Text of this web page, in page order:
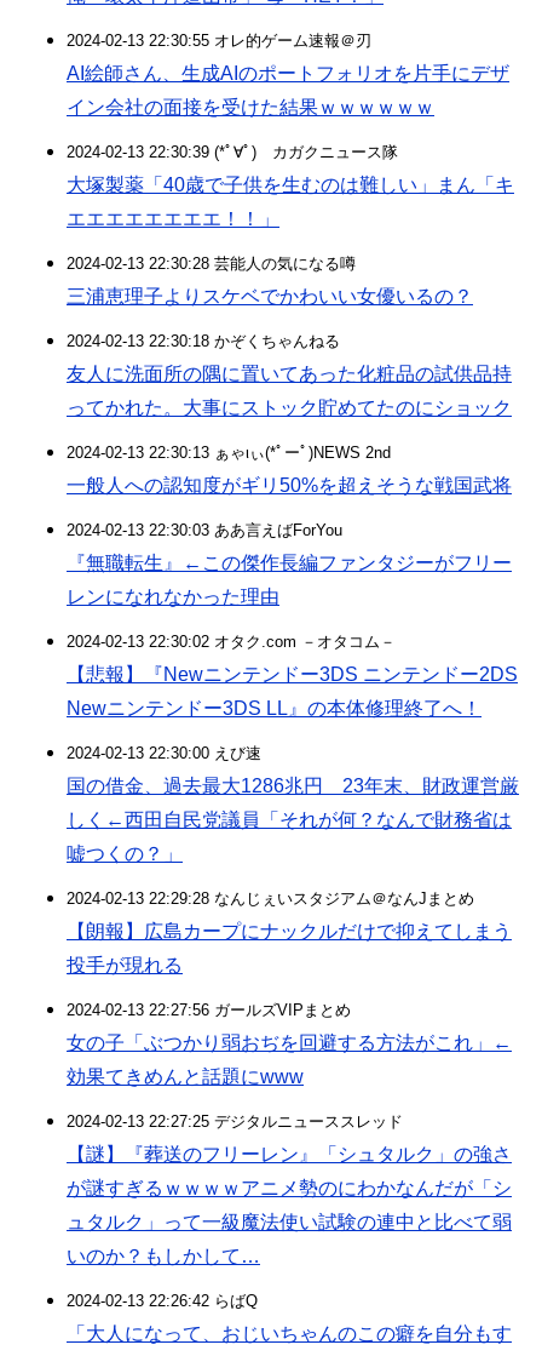
2024-02-13 22:30:55 オレ的ゲーム速報＠刃
AI絵師さん、生成AIのポートフォリオを片手にデザ
イン会社の面接を受けた結果ｗｗｗｗｗｗ
2024-02-13 22:30:39 (*ﾟ∀ﾟ)ゞカガクニュース隊
大塚製薬「40歳で子供を生むのは難しい」まん「キ
エエエエエエエエ！！」
2024-02-13 22:30:28 芸能人の気になる噂
三浦恵理子よりスケベでかわいい女優いるの？
2024-02-13 22:30:18 かぞくちゃんねる
友人に洗面所の隅に置いてあった化粧品の試供品持
ってかれた。大事にストック貯めてたのにショック
2024-02-13 22:30:13 ぁゃιぃ(*ﾟーﾟ)NEWS 2nd
一般人への認知度がギリ50%を超えそうな戦国武将
2024-02-13 22:30:03 ああ言えばForYou
『無職転生』←この傑作長編ファンタジーがフリー
レンになれなかった理由
2024-02-13 22:30:02 オタク.com －オタコム－
【悲報】『Newニンテンドー3DS ニンテンドー2DS
Newニンテンドー3DS LL』の本体修理終了へ！
2024-02-13 22:30:00 えび速
国の借金、過去最大1286兆円 23年末、財政運営厳
しく←西田自民党議員「それが何？なんで財務省は
嘘つくの？」
2024-02-13 22:29:28 なんじぇいスタジアム＠なんJまとめ
【朗報】広島カープにナックルだけで抑えてしまう
投手が現れる
2024-02-13 22:27:56 ガールズVIPまとめ
女の子「ぶつかり弱おぢを回避する方法がこれ」←
効果てきめんと話題にwww
2024-02-13 22:27:25 デジタルニューススレッド
【謎】『葬送のフリーレン』「シュタルク」の強さ
が謎すぎるｗｗｗｗアニメ勢のにわかなんだが「シ
ュタルク」って一級魔法使い試験の連中と比べて弱
いのか？もしかして…
2024-02-13 22:26:42 らばQ
「大人になって、おじいちゃんのこの癖を自分もす